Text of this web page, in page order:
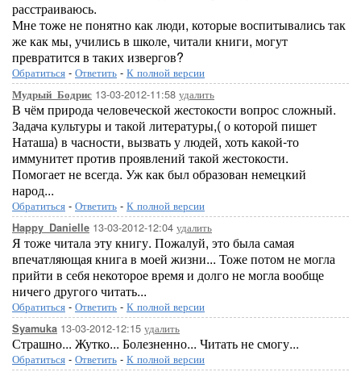
расстраиваюсь.
Мне тоже не понятно как люди, которые воспитывались так
же как мы, учились в школе, читали книги, могут
превратится в таких извергов?
Обратиться - Ответить - К полной версии
Мудрый_Бодрис 13-03-2012-11:58 удалить
В чём природа человеческой жестокости вопрос сложный.
Задача культуры и такой литературы,( о которой пишет
Наташа) в часности, вызвать у людей, хоть какой-то
иммунитет против проявлений такой жестокости.
Помогает не всегда. Уж как был образован немецкий
народ...
Обратиться - Ответить - К полной версии
Happy_Danielle 13-03-2012-12:04 удалить
Я тоже читала эту книгу. Пожалуй, это была самая
впечатляющая книга в моей жизни... Тоже потом не могла
прийти в себя некоторое время и долго не могла вообще
ничего другого читать...
Обратиться - Ответить - К полной версии
Syamuka 13-03-2012-12:15 удалить
Страшно... Жутко... Болезненно... Читать не смогу...
Обратиться - Ответить - К полной версии